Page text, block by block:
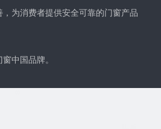
为消费者提供安全可靠的门窗产品
中国品牌。